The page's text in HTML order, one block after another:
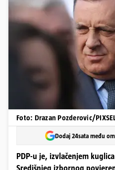
Foto: Drazan Pozderovic/
Dodaj 24sata među
PDP-u je, izvlačenjem
Središnjeg izbornog